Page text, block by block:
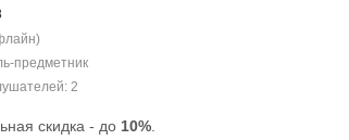
предметник
2
скидка - до 10%